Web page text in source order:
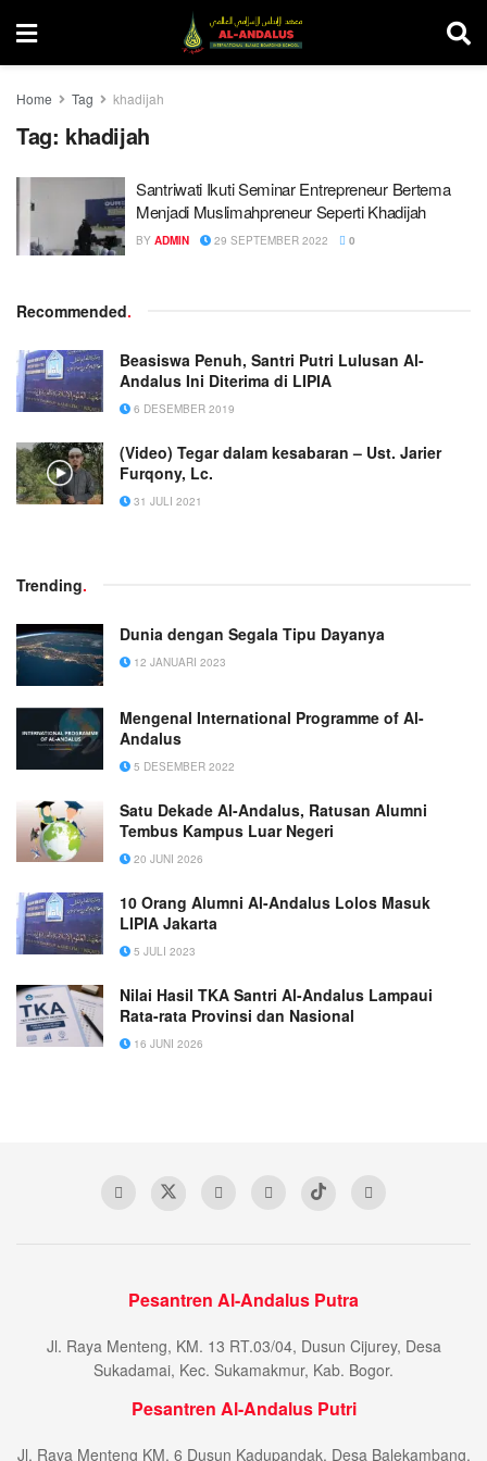
Home Tag khadijah
Tag: khadijah
Santriwati Ikuti Seminar Entrepreneur Bertema
Menjadi Muslimahpreneur Seperti Khadijah
BY ADMIN 29 SEPTEMBER 2022 0
Recommended.
Beasiswa Penuh, Santri Putri Lulusan Al-
Andalus Ini Diterima di LIPIA
6 DESEMBER 2019
(Video) Tegar dalam kesabaran – Ust. Jarier
Furqony, Lc.
31 JULI 2021
Trending.
Dunia dengan Segala Tipu Dayanya
12 JANUARI 2023
Mengenal International Programme of Al-
Andalus
5 DESEMBER 2022
Satu Dekade Al-Andalus, Ratusan Alumni
Tembus Kampus Luar Negeri
20 JUNI 2026
10 Orang Alumni Al-Andalus Lolos Masuk
LIPIA Jakarta
5 JULI 2023
Nilai Hasil TKA Santri Al-Andalus Lampaui
Rata-rata Provinsi dan Nasional
16 JUNI 2026
Pesantren Al-Andalus Putra
Jl. Raya Menteng, KM. 13 RT.03/04, Dusun Cijurey, Desa
Sukadamai, Kec. Sukamakmur, Kab. Bogor.
Pesantren Al-Andalus Putri
Jl. Raya Menteng KM. 6 Dusun Kadupandak, Desa Balekambang,